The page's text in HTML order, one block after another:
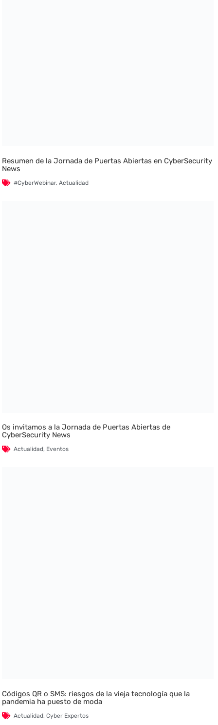
Resumen de la Jornada de Puertas Abiertas en CyberSecurity
News
#CyberWebinar,Actualidad
Os invitamos a la Jornada de Puertas Abiertas de
CyberSecurity News
Actualidad, Eventos
Códigos QR o SMS: riesgos de la vieja tecnología que la
pandemia ha puesto de moda
Actualidad,Cyber Expertos